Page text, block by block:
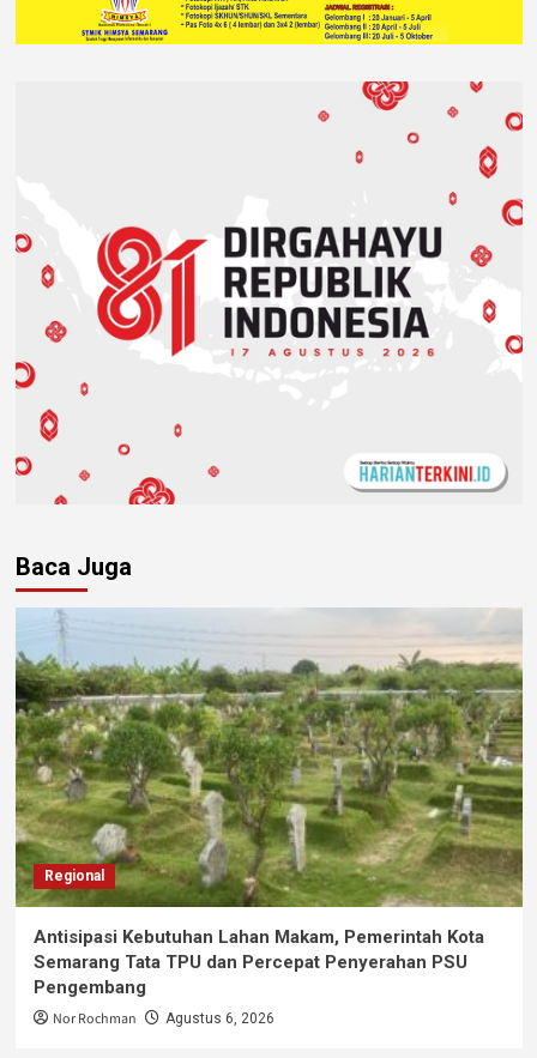
Baca Juga
Regional
Antisipasi Kebutuhan Lahan Makam, Pemerintah Kota
Semarang Tata TPU dan Percepat Penyerahan PSU
Pengembang
Nor Rochman Agustus 6, 2026